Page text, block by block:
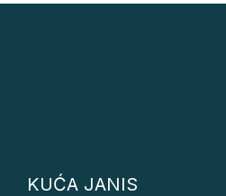
KUĆA JANIS